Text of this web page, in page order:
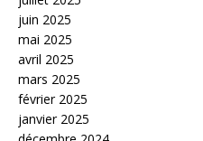
juin 2025
mai 2025
avril 2025
mars 2025
février 2025
janvier 2025